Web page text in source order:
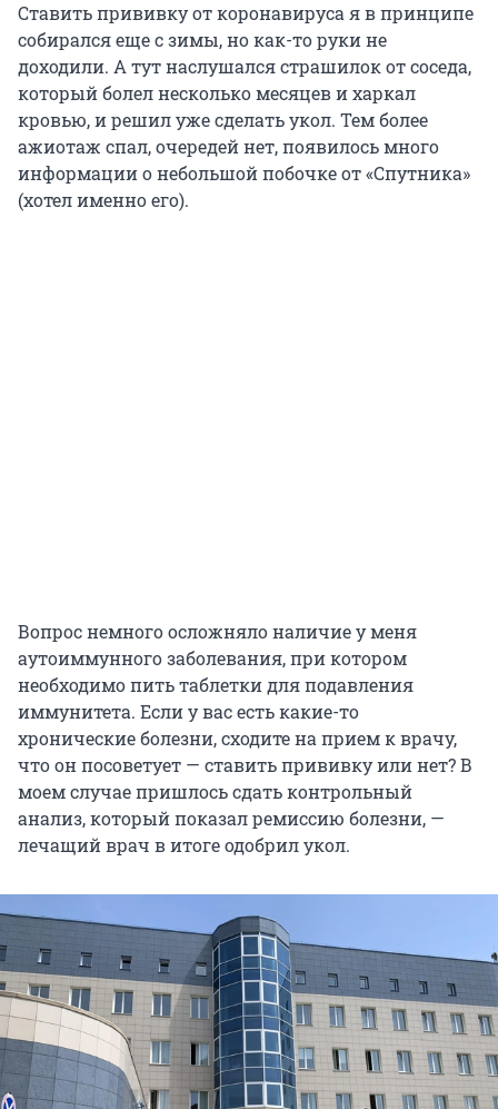
Ставить прививку от коронавируса я в принципе
собирался еще с зимы, но как-то руки не
доходили. А тут наслушался страшилок от соседа,
который болел несколько месяцев и харкал
кровью, и решил уже сделать укол. Тем более
ажиотаж спал, очередей нет, появилось много
информации о небольшой побочке от «Спутника»
(хотел именно его).
Вопрос немного осложняло наличие у меня
аутоиммунного заболевания, при котором
необходимо пить таблетки для подавления
иммунитета. Если у вас есть какие-то
хронические болезни, сходите на прием к врачу,
что он посоветует — ставить прививку или нет? В
моем случае пришлось сдать контрольный
анализ, который показал ремиссию болезни, —
лечащий врач в итоге одобрил укол.